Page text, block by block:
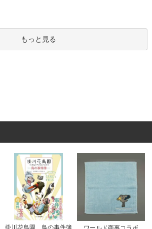
もっと見る
掛川花鳥園 鳥の事件簿